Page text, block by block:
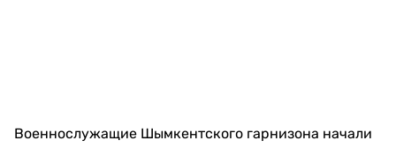
Военнослужащие Шымкентского гарнизона начали